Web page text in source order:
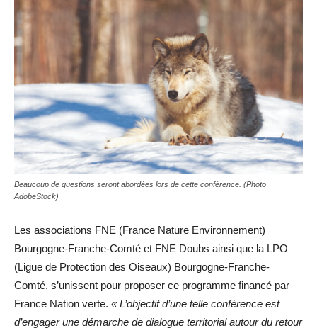
Beaucoup de questions seront abordées lors de cette conférence. (Photo
AdobeStock)
Les associations FNE (France Nature Environnement)
Bourgogne-Franche-Comté et FNE Doubs ainsi que la LPO
(Ligue de Protection des Oiseaux) Bourgogne-Franche-
Comté, s’unissent pour proposer ce programme financé par
France Nation verte. « L’objectif d’une telle conférence est
d’engager une démarche de dialogue territorial autour du retour